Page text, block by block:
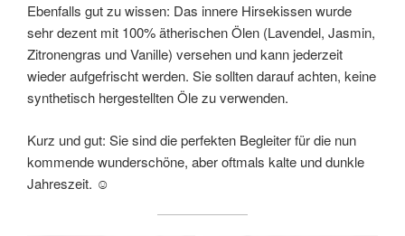
Ebenfalls gut zu wissen: Das innere Hirsekissen wurde
sehr dezent mit 100% ätherischen Ölen (Lavendel, Jasmin,
Zitronengras und Vanille) versehen und kann jederzeit
wieder aufgefrischt werden. Sie sollten darauf achten, keine
synthetisch hergestellten Öle zu verwenden.
Kurz und gut: Sie sind die perfekten Begleiter für die nun
kommende wunderschöne, aber oftmals kalte und dunkle
Jahreszeit. ☺️